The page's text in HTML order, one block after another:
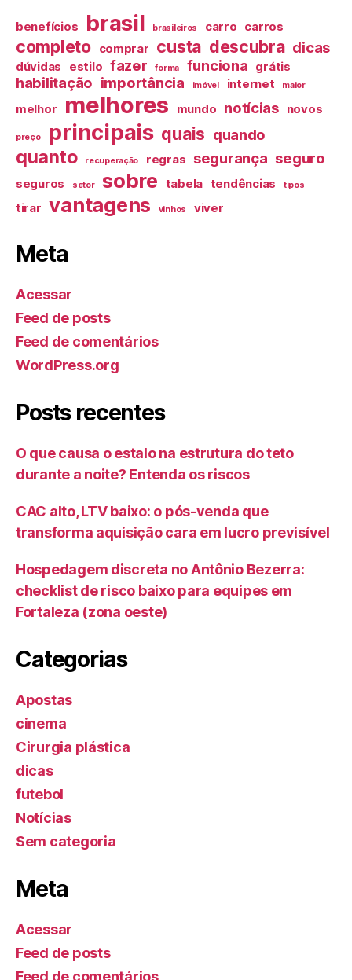
benefícios brasil brasileiros carro carros
completo comprar custa descubra dicas
dúvidas estilo fazer forma funciona grátis
habilitação importância imóvel internet maior
melhor melhores mundo notícias novos
preço principais quais quando
quanto recuperação regras segurança seguro
seguros setor sobre tabela tendências tipos
tirar vantagens vinhos viver
Meta
Acessar
Feed de posts
Feed de comentários
WordPress.org
Posts recentes
O que causa o estalo na estrutura do teto
durante a noite? Entenda os riscos
CAC alto, LTV baixo: o pós-venda que
transforma aquisição cara em lucro previsível
Hospedagem discreta no Antônio Bezerra:
checklist de risco baixo para equipes em
Fortaleza (zona oeste)
Categorias
Apostas
cinema
Cirurgia plástica
dicas
futebol
Notícias
Sem categoria
Meta
Acessar
Feed de posts
Feed de comentários